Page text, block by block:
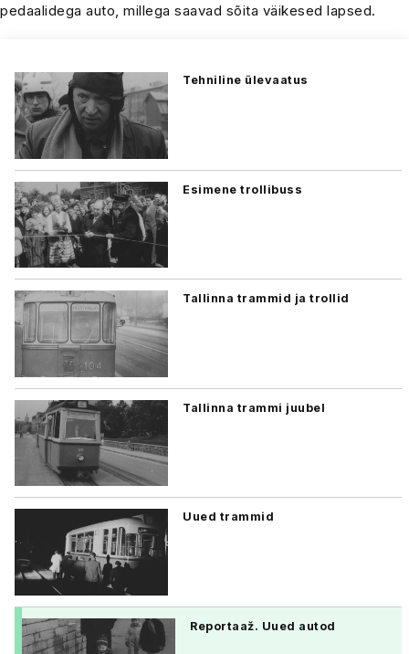
pedaalidega auto, millega saavad sõita väikesed lapsed.
Tehniline ülevaatus
Esimene trollibuss
Tallinna trammid ja trollid
Tallinna trammi juubel
Uued trammid
Reportaaž. Uued autod